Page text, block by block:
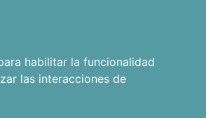
habilitar la funcionalidad
las interacciones de